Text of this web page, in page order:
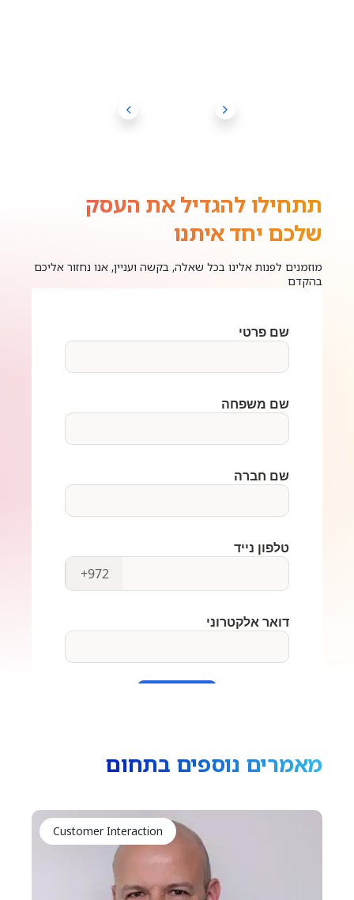
תתחילו להגדיל את העסק
שלכם יחד איתנו
מוזמנים לפנות אלינו בכל שאלה, בקשה ועניין, אנו נחזור אליכם
בהקדם
מאמרים נוספים בתחום
Customer Interaction